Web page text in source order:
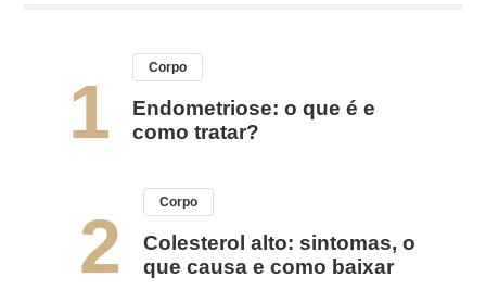
1
Corpo
Endometriose: o que é e
como tratar?
2
Corpo
Colesterol alto: sintomas, o
que causa e como baixar